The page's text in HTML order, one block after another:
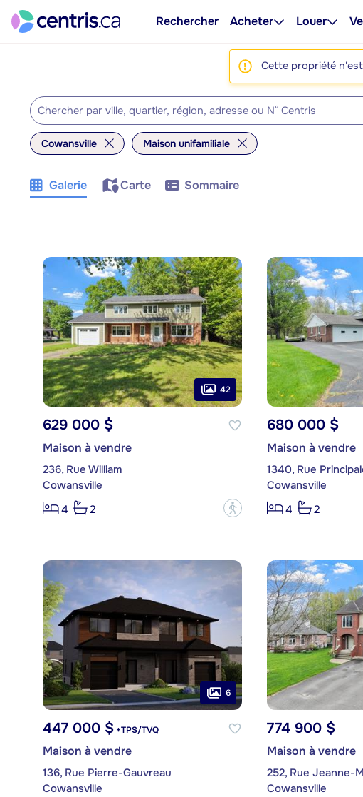
Rechercher Acheter Louer
Cette propriété
Cowansville Maison unifamiliale
Galerie Carte Sommaire
42
629 000 $
Maison à vendre
236, Rue William
Cowansville
4
2 ?
680 000 $
Maison à vendre
1340, Rue
Cowansville
4
2
6
447 000 $+TPS/TVQ
Maison à vendre
136, Rue Pierre-Gauvreau
Cowansville
774 900 $
Maison à vendre
252, Rue Jeanne-
Cowansville